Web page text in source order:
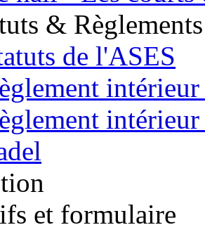
& Règlements
de l'ASES
et formulaire